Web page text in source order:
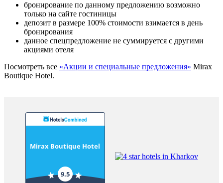
бронирование по данному предложению возможно
только на сайте гостиницы
депозит в размере 100% стоимости взимается в день
бронирования
данное спецпредложение не суммируется с другими
акциями отеля
Посмотреть все «Акции и специальные предложения» Mirax
Boutique Hotel.
Mirax Boutique Hotel
9.5